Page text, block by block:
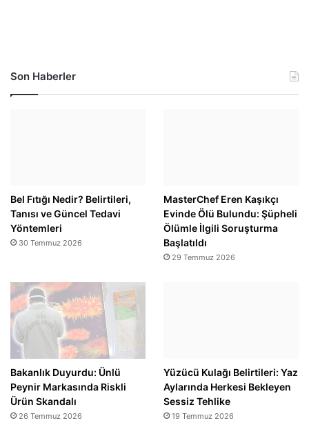
Son Haberler
Bel Fıtığı Nedir? Belirtileri,
Tanısı ve Güncel Tedavi
Yöntemleri
30 Temmuz 2026
MasterChef Eren Kaşıkçı
Evinde Ölü Bulundu: Şüpheli
Ölümle İlgili Soruşturma
Başlatıldı
29 Temmuz 2026
Bakanlık Duyurdu: Ünlü
Peynir Markasında Riskli
Ürün Skandalı
26 Temmuz 2026
Yüzücü Kulağı Belirtileri: Yaz
Aylarında Herkesi Bekleyen
Sessiz Tehlike
19 Temmuz 2026